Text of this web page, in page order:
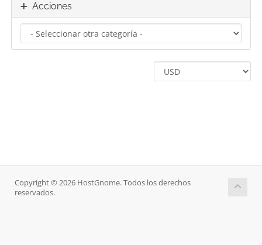
Acciones
Copyright © 2026 HostGnome. Todos los derechos
reservados.